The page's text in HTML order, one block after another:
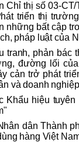
Chỉ thị số 03-
triển thị
những bất cập
pháp luật của
tranh, phản bác
đường lối
cản trở phát
và doanh
Khẩu hiệu
dân Thành
hàng Việt